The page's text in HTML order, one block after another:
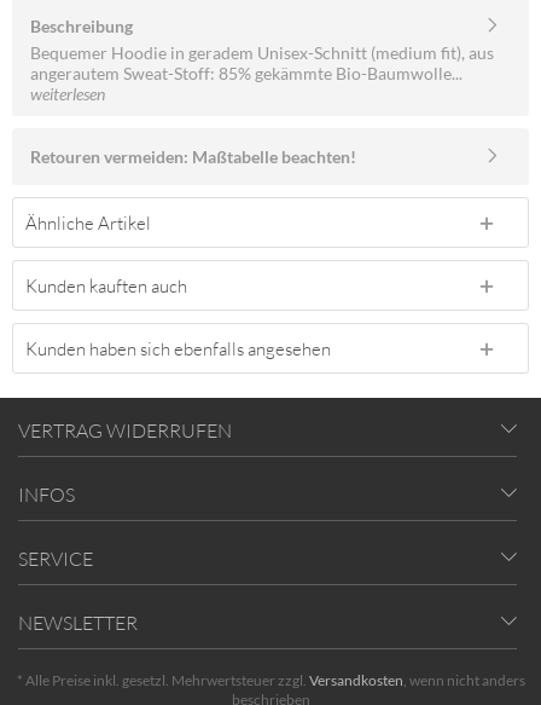
Beschreibung
Bequemer Hoodie in geradem Unisex-Schnitt (medium fit), aus
angerautem Sweat-Stoff: 85% gekämmte Bio-Baumwolle...
weiterlesen
Retouren vermeiden: Maßtabelle beachten!
Ähnliche Artikel
Kunden kauften auch
Kunden haben sich ebenfalls angesehen
VERTRAG WIDERRUFEN
INFOS
SERVICE
NEWSLETTER
* Alle Preise inkl. gesetzl. Mehrwertsteuer zzgl. Versandkosten, wenn nicht anders
beschrieben